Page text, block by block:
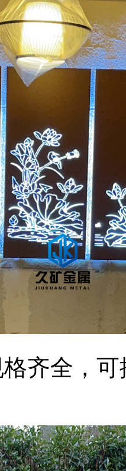
齐全，